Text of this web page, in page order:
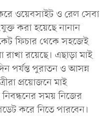
করে ওয়েবসাইট ও রেল সেবা
করা হয়েছে নানান
ফিচার থেকে সহজেই
রাখা রয়েছে। এছাড়া মাই
পর্যন্ত পুরাতন ও আসন্ন
প্রয়োজনে মাই
নিবন্ধনের সময় নিজের
করে নিতে পারবেন।